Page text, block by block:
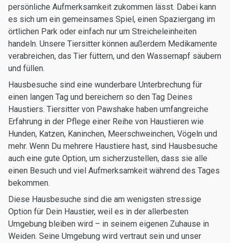
persönliche Aufmerksamkeit zukommen lässt. Dabei kann
es sich um ein gemeinsames Spiel, einen Spaziergang im
örtlichen Park oder einfach nur um Streicheleinheiten
handeln. Unsere Tiersitter können außerdem Medikamente
verabreichen, das Tier füttern, und den Wassernapf säubern
und füllen.
Hausbesuche sind eine wunderbare Unterbrechung für
einen langen Tag und bereichern so den Tag Deines
Haustiers. Tiersitter von Pawshake haben umfangreiche
Erfahrung in der Pflege einer Reihe von Haustieren wie
Hunden, Katzen, Kaninchen, Meerschweinchen, Vögeln und
mehr. Wenn Du mehrere Haustiere hast, sind Hausbesuche
auch eine gute Option, um sicherzustellen, dass sie alle
einen Besuch und viel Aufmerksamkeit während des Tages
bekommen.
Diese Hausbesuche sind die am wenigsten stressige
Option für Dein Haustier, weil es in der allerbesten
Umgebung bleiben wird – in seinem eigenen Zuhause in
Weiden. Seine Umgebung wird vertraut sein und unser